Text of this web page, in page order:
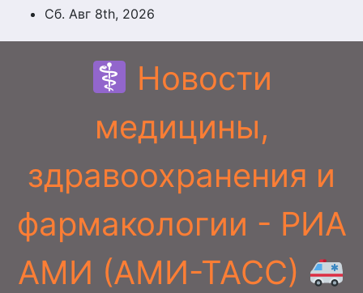
ПерейтиСб. Авг 8th, 2026
Новости
медицины,
здравоохранения и
фармакологии - РИА
АМИ (АМИ-ТАСС)